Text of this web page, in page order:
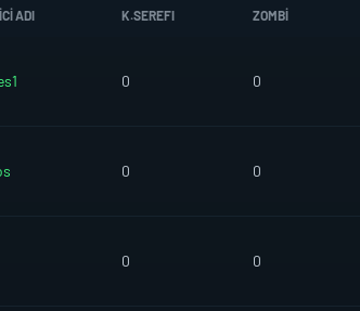
ADI K.SEREFI ZOMBI
0 0
0 0
0 0